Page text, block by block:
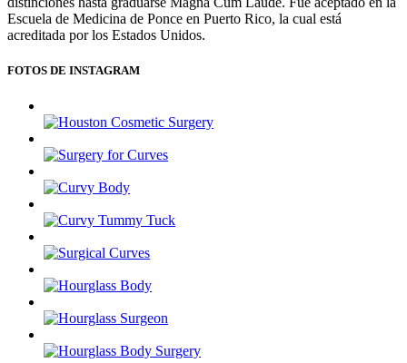
Escuela de Medicina de Ponce en Puerto Rico, la cual está
acreditada por los Estados Unidos.
FOTOS DE INSTAGRAM